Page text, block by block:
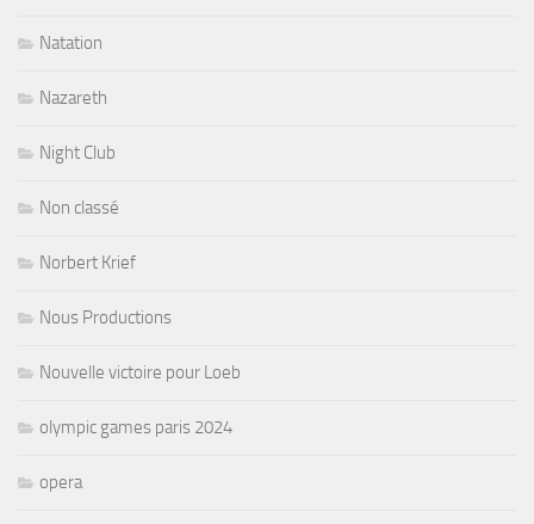
Natation
Nazareth
Night Club
Non classé
Norbert Krief
Nous Productions
Nouvelle victoire pour Loeb
olympic games paris 2024
opera